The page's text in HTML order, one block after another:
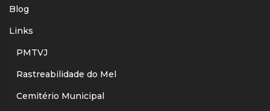
Blog
Links
PMTVJ
Rastreabilidade do Mel
Cemitério Municipal